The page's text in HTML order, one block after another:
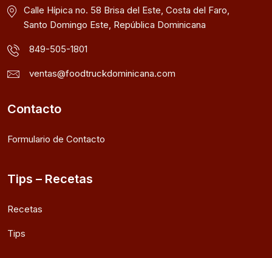
Calle Hípica no. 58 Brisa del Este, Costa del Faro,
Santo Domingo Este, República Dominicana
849-505-1801
ventas@foodtruckdominicana.com
Contacto
Formulario de Contacto
Tips – Recetas
Recetas
Tips